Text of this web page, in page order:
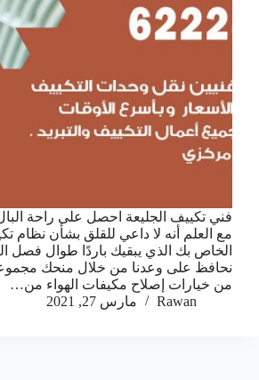
فني تكييف الجليعة احصل على راحة
مع العلم أنه لا داعي للقلق بشأن نظام
الخاص بك الذي يبقيك باردًا طوال فصل
نحافظ على وعدنا من خلال منحك
من خيارات إصلاح مكيفات الهواء من…
Rawan
مارس 27, 2021